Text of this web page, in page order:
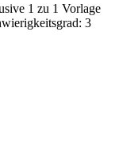
1 zu 1 Vorlage
3